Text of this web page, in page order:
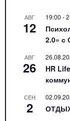
АВГ
12
19:00 -
2.0» с
АВГ
26
HR
СЕН
2